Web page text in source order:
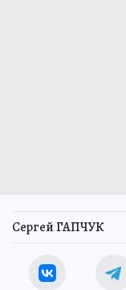
Сергей ГАПЧУК